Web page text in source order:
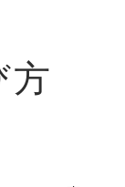
方